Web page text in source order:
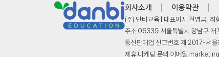
회사소개 이용약관
(주) 단비교육 l 대표이사 권영금, 최
주소 06339 서울특별시 강남구
통신판매업 신고번호 제 2017-
제휴·마케팅 문의 이메일